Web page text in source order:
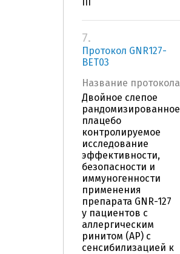
7.
Протокол GNR127-
BET03
Название протокола
Двойное слепое
рандомизированное
плацебо
контролируемое
исследование
эффективности,
безопасности и
иммуногенности
применения
препарата GNR-127
у пациентов с
аллергическим
ринитом (АР) с
сенсибилизацией к